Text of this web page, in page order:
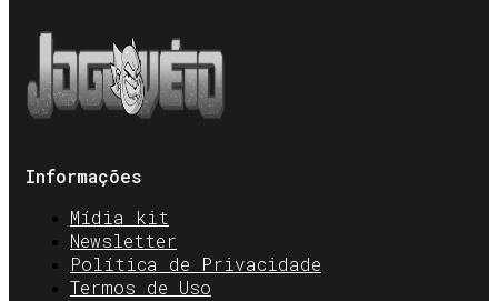
Informações
Mídia kit
Newsletter
Política de Privacidade
Termos de Uso